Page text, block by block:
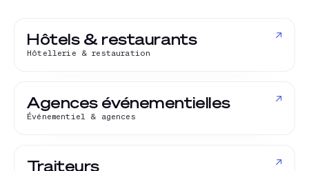
Hôtels & restaurants
Hôtellerie & restauration
↗
Agences événementielles
Événementiel & agences
↗
Traiteurs ↗